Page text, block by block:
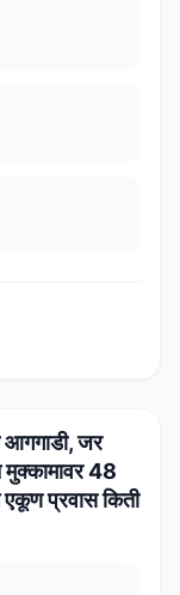
आगगाडी, जर
मुक्कामावर 48
एकूण प्रवास किती